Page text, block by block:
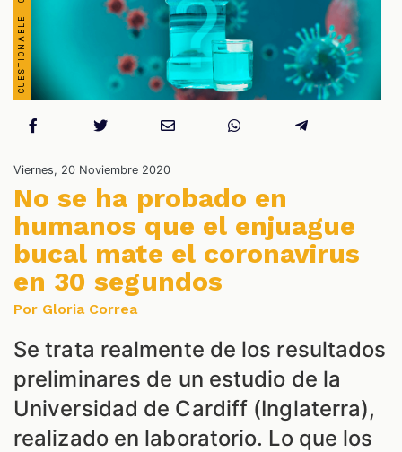
Viernes, 20 Noviembre 2020
No se ha probado en
humanos que el enjuague
bucal mate el coronavirus
en 30 segundos
Por Gloria Correa
Se trata realmente de los resultados
preliminares de un estudio de la
Universidad de Cardiff (Inglaterra),
realizado en laboratorio. Lo que los